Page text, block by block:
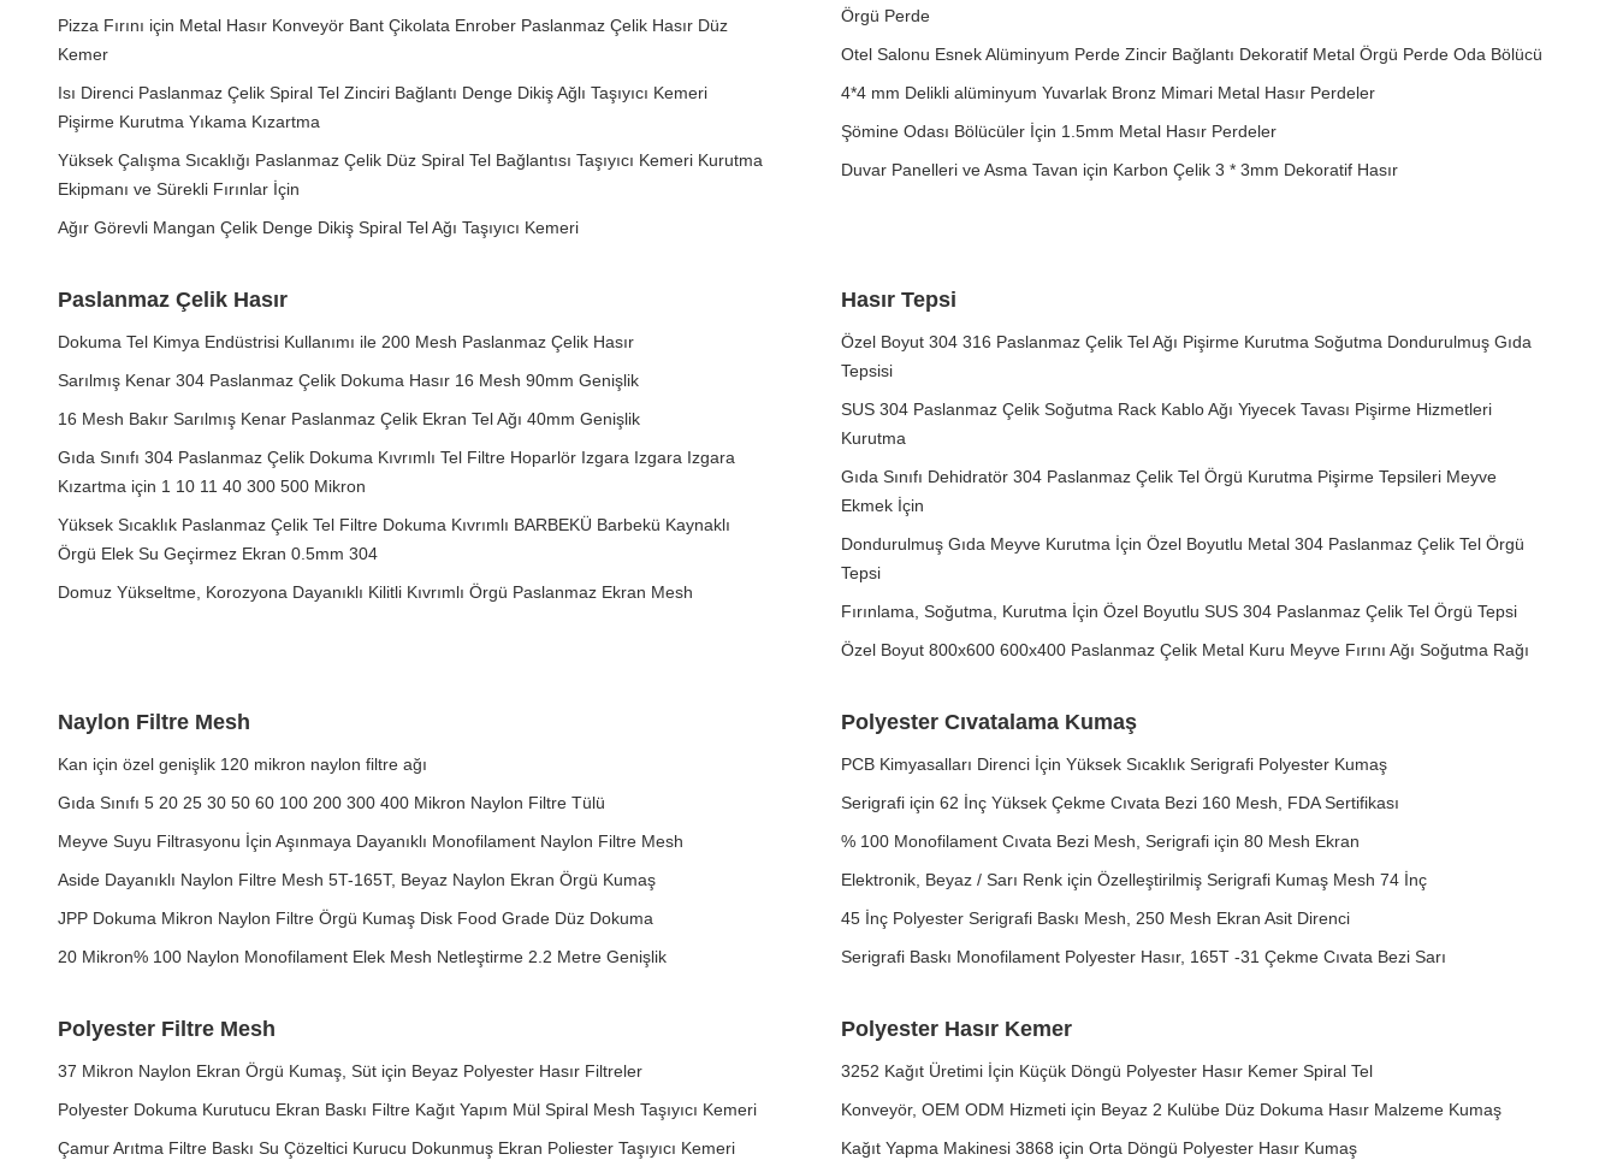
Pizza Fırını için Metal Hasır Konveyör Bant Çikolata Enrober Paslanmaz Çelik Hasır Düz
Kemer
Isı Direnci Paslanmaz Çelik Spiral Tel Zinciri Bağlantı Denge Dikiş Ağlı Taşıyıcı Kemeri
Pişirme Kurutma Yıkama Kızartma
Yüksek Çalışma Sıcaklığı Paslanmaz Çelik Düz Spiral Tel Bağlantısı Taşıyıcı Kemeri Kurutma
Ekipmanı ve Sürekli Fırınlar İçin
Ağır Görevli Mangan Çelik Denge Dikiş Spiral Tel Ağı Taşıyıcı Kemeri
Örgü Perde
Otel Salonu Esnek Alüminyum Perde Zincir Bağlantı Dekoratif Metal Örgü Perde Oda Bölücü
4*4 mm Delikli alüminyum Yuvarlak Bronz Mimari Metal Hasır Perdeler
Şömine Odası Bölücüler İçin 1.5mm Metal Hasır Perdeler
Duvar Panelleri ve Asma Tavan için Karbon Çelik 3 * 3mm Dekoratif Hasır
Paslanmaz Çelik Hasır
Dokuma Tel Kimya Endüstrisi Kullanımı ile 200 Mesh Paslanmaz Çelik Hasır
Sarılmış Kenar 304 Paslanmaz Çelik Dokuma Hasır 16 Mesh 90mm Genişlik
16 Mesh Bakır Sarılmış Kenar Paslanmaz Çelik Ekran Tel Ağı 40mm Genişlik
Gıda Sınıfı 304 Paslanmaz Çelik Dokuma Kıvrımlı Tel Filtre Hoparlör Izgara Izgara Izgara
Kızartma için 1 10 11 40 300 500 Mikron
Yüksek Sıcaklık Paslanmaz Çelik Tel Filtre Dokuma Kıvrımlı BARBEKÜ Barbekü Kaynaklı
Örgü Elek Su Geçirmez Ekran 0.5mm 304
Domuz Yükseltme, Korozyona Dayanıklı Kilitli Kıvrımlı Örgü Paslanmaz Ekran Mesh
Hasır Tepsi
Özel Boyut 304 316 Paslanmaz Çelik Tel Ağı Pişirme Kurutma Soğutma Dondurulmuş Gıda
Tepsisi
SUS 304 Paslanmaz Çelik Soğutma Rack Kablo Ağı Yiyecek Tavası Pişirme Hizmetleri
Kurutma
Gıda Sınıfı Dehidratör 304 Paslanmaz Çelik Tel Örgü Kurutma Pişirme Tepsileri Meyve
Ekmek İçin
Dondurulmuş Gıda Meyve Kurutma İçin Özel Boyutlu Metal 304 Paslanmaz Çelik Tel Örgü
Tepsi
Fırınlama, Soğutma, Kurutma İçin Özel Boyutlu SUS 304 Paslanmaz Çelik Tel Örgü Tepsi
Özel Boyut 800x600 600x400 Paslanmaz Çelik Metal Kuru Meyve Fırını Ağı Soğutma Rağı
Naylon Filtre Mesh
Kan için özel genişlik 120 mikron naylon filtre ağı
Gıda Sınıfı 5 20 25 30 50 60 100 200 300 400 Mikron Naylon Filtre Tülü
Meyve Suyu Filtrasyonu İçin Aşınmaya Dayanıklı Monofilament Naylon Filtre Mesh
Aside Dayanıklı Naylon Filtre Mesh 5T-165T, Beyaz Naylon Ekran Örgü Kumaş
JPP Dokuma Mikron Naylon Filtre Örgü Kumaş Disk Food Grade Düz Dokuma
20 Mikron% 100 Naylon Monofilament Elek Mesh Netleştirme 2.2 Metre Genişlik
Polyester Cıvatalama Kumaş
PCB Kimyasalları Direnci İçin Yüksek Sıcaklık Serigrafi Polyester Kumaş
Serigrafi için 62 İnç Yüksek Çekme Cıvata Bezi 160 Mesh, FDA Sertifikası
% 100 Monofilament Cıvata Bezi Mesh, Serigrafi için 80 Mesh Ekran
Elektronik, Beyaz / Sarı Renk için Özelleştirilmiş Serigrafi Kumaş Mesh 74 İnç
45 İnç Polyester Serigrafi Baskı Mesh, 250 Mesh Ekran Asit Direnci
Serigrafi Baskı Monofilament Polyester Hasır, 165T -31 Çekme Cıvata Bezi Sarı
Polyester Filtre Mesh
37 Mikron Naylon Ekran Örgü Kumaş, Süt için Beyaz Polyester Hasır Filtreler
Polyester Dokuma Kurutucu Ekran Baskı Filtre Kağıt Yapım Mül Spiral Mesh Taşıyıcı Kemeri
Çamur Arıtma Filtre Baskı Su Çözeltici Kurucu Dokunmuş Ekran Poliester Taşıyıcı Kemeri
Polyester Hasır Kemer
3252 Kağıt Üretimi İçin Küçük Döngü Polyester Hasır Kemer Spiral Tel
Konveyör, OEM ODM Hizmeti için Beyaz 2 Kulübe Düz Dokuma Hasır Malzeme Kumaş
Kağıt Yapma Makinesi 3868 için Orta Döngü Polyester Hasır Kumaş